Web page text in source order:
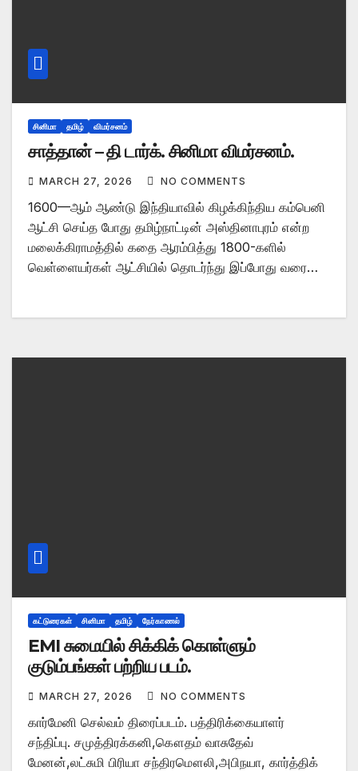
சினிமா தமிழ் விமர்சனம்
சாத்தான் – தி டார்க். சினிமா விமர்சனம்.
MARCH 27, 2026 NO COMMENTS
1600—ஆம் ஆண்டு இந்தியாவில் கிழக்கிந்திய கம்பெனி
ஆட்சி செய்த போது தமிழ்நாட்டின் அஸ்தினாபுரம் என்ற
மலைக்கிராமத்தில் கதை ஆரம்பித்து 1800-களில்
வெள்ளையர்கள் ஆட்சியில் தொடர்ந்து இப்போது வரை…
கட்டுரைகள் சினிமா தமிழ் நேர்காணல்
EMI சுமையில் சிக்கிக் கொள்ளும்
குடும்பங்கள் பற்றிய படம்.
MARCH 27, 2026 NO COMMENTS
கார்மேனி செல்வம் திரைப்படம். பத்திரிக்கையாளர்
சந்திப்பு. சமுத்திரக்கனி,கௌதம் வாசுதேவ்
மேனன்,லட்சுமி பிரியா சந்திரமௌலி,அபிநயா, கார்த்திக்